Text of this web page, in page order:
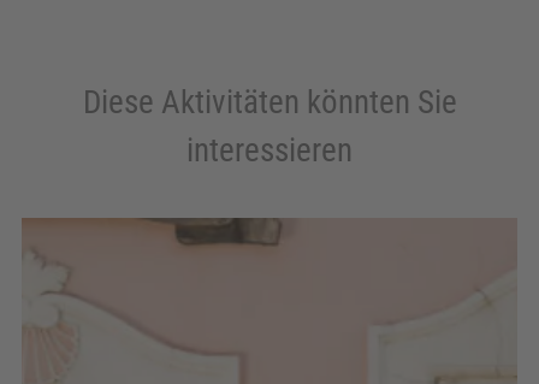
Diese Aktivitäten könnten Sie
interessieren